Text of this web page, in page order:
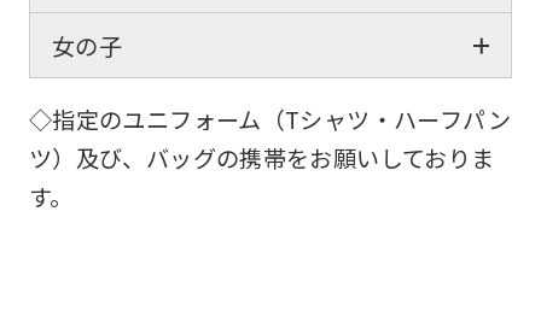
女の子
◇指定のユニフォーム（Tシャツ・ハーフパン
ツ）及び、バッグの携帯をお願いしておりま
す。